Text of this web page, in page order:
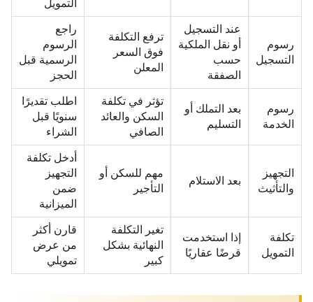
التمويل
رسوم
التسجيل
عند التسجيل
أو نقل الملكية
حسب
الصفقة
ترفع التكلفة
فوق السعر
المعلن
راجع
الرسوم
الرسمية قبل
الحجز
رسوم
الخدمة
بعد التملك أو
التسليم
تؤثر في تكلفة
السكن والعائد
الصافي
اطلب تقديرًا
سنويًا قبل
الشراء
التجهيز
والتأثيث
بعد الاستلام
مهم للسكن أو
التأجير
أدخل تكلفة
التجهيز
ضمن
الميزانية
تكلفة
التمويل
إذا استخدمت
قرضًا عقاريًا
تغير التكلفة
النهائية بشكل
كبير
قارن أكثر
من عرض
تمويلي